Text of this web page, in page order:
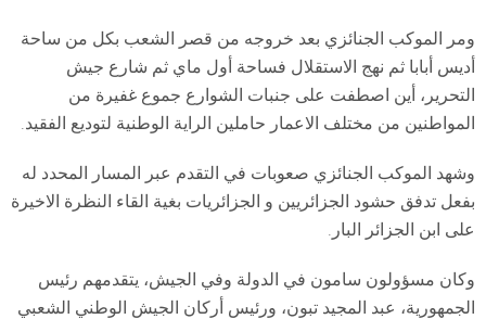
ومر الموكب الجنائزي بعد خروجه من قصر الشعب بكل من ساحة
أديس أبابا ثم نهج الاستقلال فساحة أول ماي ثم شارع جيش
التحرير، أين اصطفت على جنبات الشوارع جموع غفيرة من
المواطنين من مختلف الاعمار حاملين الراية الوطنية لتوديع الفقيد.
وشهد الموكب الجنائزي صعوبات في التقدم عبر المسار المحدد له
بفعل تدفق حشود الجزائريين و الجزائريات بغية القاء النظرة الاخيرة
على ابن الجزائر البار.
وكان مسؤولون سامون في الدولة وفي الجيش، يتقدمهم رئيس
الجمهورية، عبد المجيد تبون، ورئيس أركان الجيش الوطني الشعبي